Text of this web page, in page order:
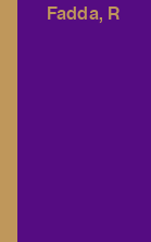
Fadda, R